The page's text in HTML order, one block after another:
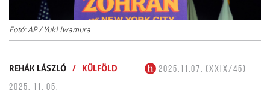
Fotó: AP / Yuki Iwamura
REHÁK LÁSZLÓ / KÜLFÖLD
2025.11.07. (XXIX/45)
2025. 11. 05.